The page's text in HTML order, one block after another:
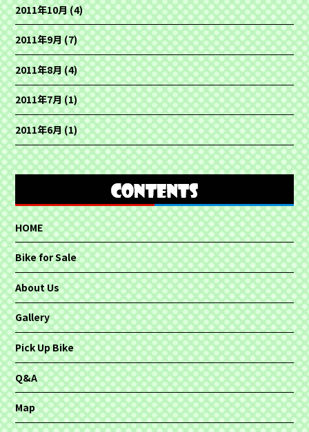
2011年10月(4)
2011年9月(7)
2011年8月(4)
2011年7月(1)
2011年6月(1)
HOME
Bike for Sale
About Us
Gallery
Pick Up Bike
Q&A
Map